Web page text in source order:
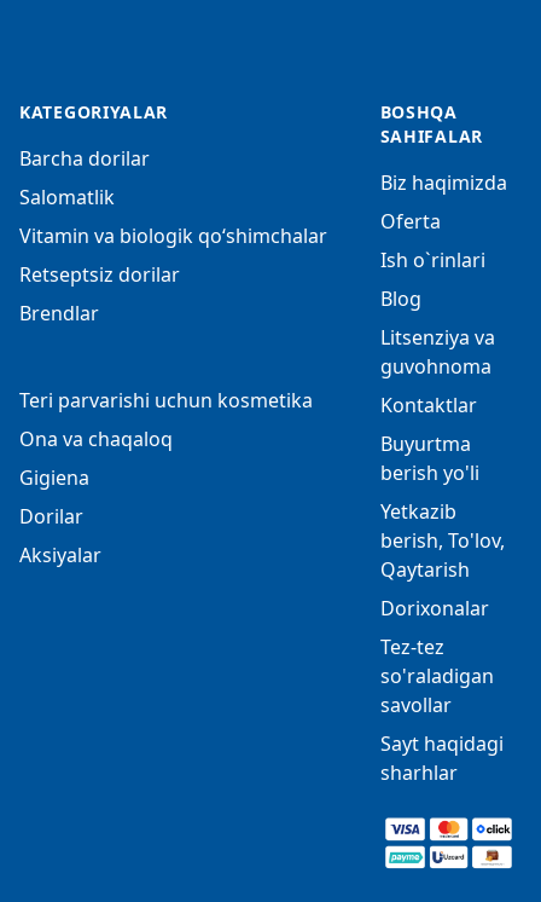
KATEGORIYALAR
Barcha dorilar
Salomatlik
Vitamin va biologik qo‘shimchalar
Retseptsiz dorilar
Brendlar
Teri parvarishi uchun kosmetika
Ona va chaqaloq
Gigiena
Dorilar
Aksiyalar
BOSHQA
SAHIFALAR
Biz haqimizda
Oferta
Ish o`rinlari
Blog
Litsenziya va
guvohnoma
Kontaktlar
Buyurtma
berish yo'li
Yetkazib
berish, To'lov,
Qaytarish
Dorixonalar
Tez-tez
so'raladigan
savollar
Sayt haqidagi
sharhlar